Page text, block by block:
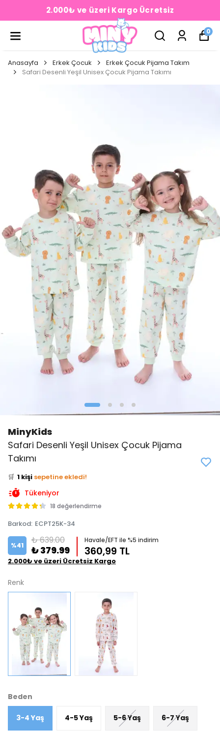
2.000₺ ve üzeri Kargo Ücretsiz
0
Anasayfa Erkek Çocuk
Erkek Çocuk Pijama Takım
Safari Desenli Yeşil Unisex Çocuk Pijama Takımı
MinyKids
Safari Desenli Yeşil Unisex Çocuk Pijama
Takımı
👀 Şu an
inceliyor!
🛒 1 kişi sepetine ekledi!
✅ Bugün 0 adet
Tükeniyor
18 değerlendirme
Barkod: ECPT25K-34
%41 ₺ 639.00
₺ 379.99
Havale/EFT ile %5 indirim
360,99 TL
2.000₺ ve üzeri Ücretsiz Kargo
Renk
Beden
3-4 Yaş 4-5 Yaş 5-6 Yaş 6-7 Yaş